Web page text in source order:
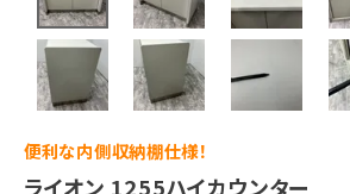
便利な内側収納棚仕様！
ライオン 1255ハイカウンター